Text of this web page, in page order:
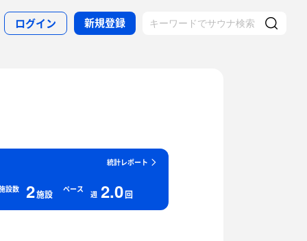
ログイン 新規登録
統計レポート
設数 2施設 ペース
週 2.0回